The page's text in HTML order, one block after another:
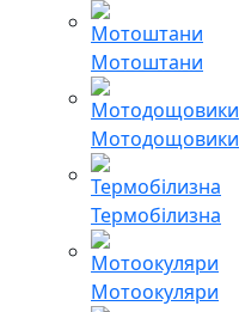
Мотоштани
Мотодощовики
Термобілизна
Мотоокуляри